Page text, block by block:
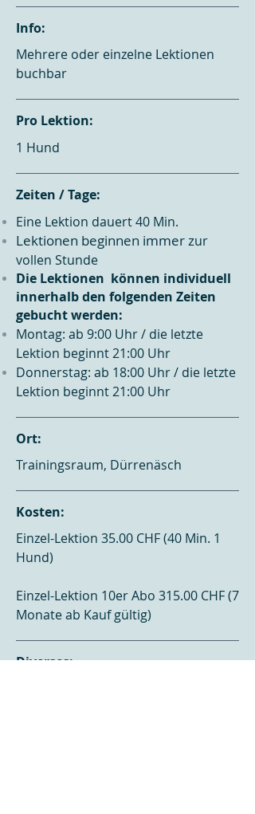
Info:
Mehrere oder einzelne Lektionen
buchbar
Pro Lektion:
1 Hund
Zeiten / Tage:
Eine Lektion dauert 40 Min.
Lektionen beginnen immer zur
vollen Stunde
Die Lektionen können individuell
innerhalb den folgenden Zeiten
gebucht werden:
Montag: ab 9:00 Uhr / die letzte
Lektion beginnt 21:00 Uhr
Donnerstag: ab 18:00 Uhr / die letzte
Lektion beginnt 21:00 Uhr
Ort:
Trainingsraum, Dürrenäsch
Kosten:
Einzel-Lektion 35.00 CHF (40 Min. 1
Hund)
Einzel-Lektion 10er Abo 315.00 CHF (7
Monate ab Kauf gültig)
Diverses: